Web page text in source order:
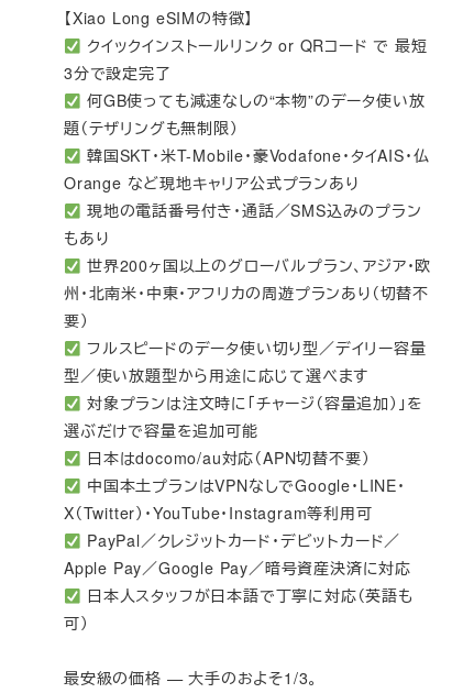
【Xiao Long eSIMの特徴】
クイックインストールリンク or QRコード で 最短
3分で設定完了
何GB使っても減速なしの“本物”のデータ使い放
題（テザリングも無制限）
韓国SKT・米T-Mobile・豪Vodafone・タイAIS・仏
Orange など現地キャリア公式プランあり
現地の電話番号付き・通話／SMS込みのプラン
もあり
世界200ヶ国以上のグローバルプラン、アジア・欧
州・北南米・中東・アフリカの周遊プランあり（切替不
要）
フルスピードのデータ使い切り型／デイリー容量
型／使い放題型から用途に応じて選べます
対象プランは注文時に「チャージ（容量追加）」を
選ぶだけで容量を追加可能
日本はdocomo/au対応（APN切替不要）
中国本土プランはVPNなしでGoogle・LINE・
X（Twitter）・YouTube・Instagram等利用可
PayPal／クレジットカード・デビットカード／
Apple Pay／Google Pay／暗号資産決済に対応
日本人スタッフが日本語で丁寧に対応（英語も
可）
最安級の価格 — 大手のおよそ1/3。